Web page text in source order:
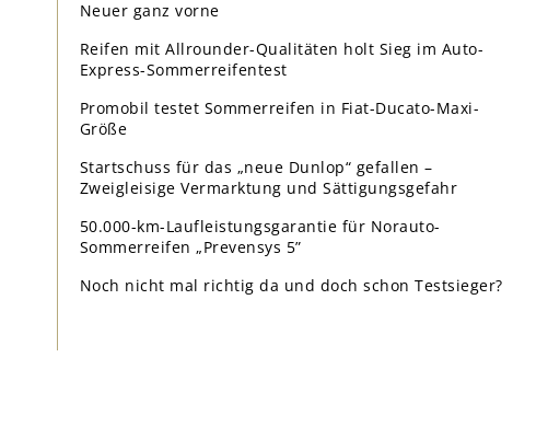
Neuer ganz vorne
Reifen mit Allrounder-Qualitäten holt Sieg im Auto-
Express-Sommerreifentest
Promobil testet Sommerreifen in Fiat-Ducato-Maxi-
Größe
Startschuss für das „neue Dunlop“ gefallen –
Zweigleisige Vermarktung und Sättigungsgefahr
50.000-km-Laufleistungsgarantie für Norauto-
Sommerreifen „Prevensys 5”
Noch nicht mal richtig da und doch schon Testsieger?